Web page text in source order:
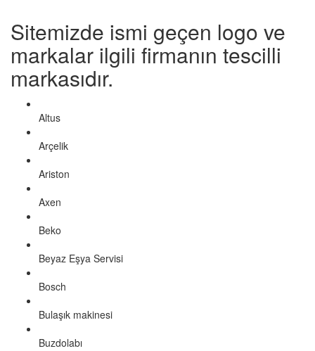
Sitemizde ismi geçen logo ve
markalar ilgili firmanın tescilli
markasıdır.
Altus
Arçelik
Ariston
Axen
Beko
Beyaz Eşya Servisi
Bosch
Bulaşık makinesi
Buzdolabı